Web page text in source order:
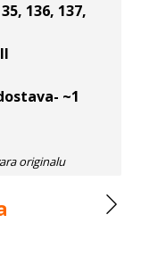
136, 137,
~1